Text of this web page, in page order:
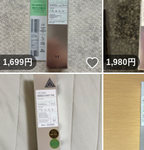
1,699円 いいね！
1,980円